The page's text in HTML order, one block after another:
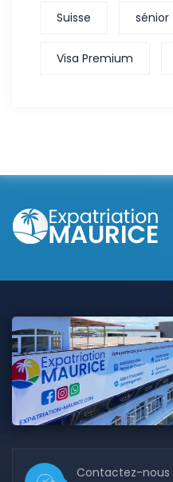
Suisse sénior
Visa Premium
Contactez-nous